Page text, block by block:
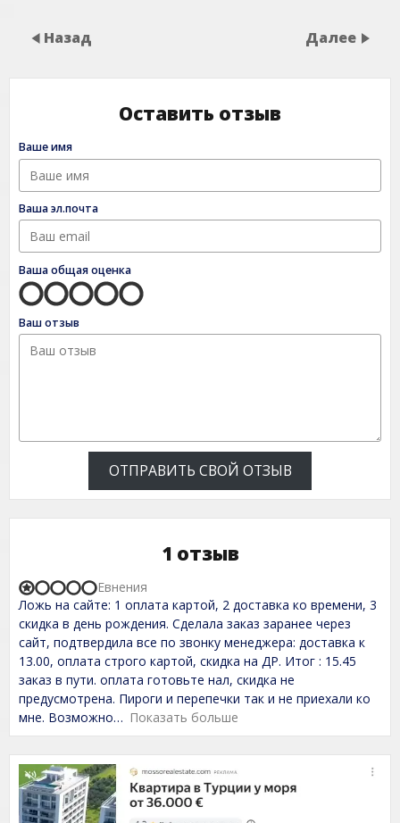
Назад Далее
Оставить отзыв
Ваше имя
Ваша эл.почта
Ваша общая оценка
Ваш отзыв
ОТПРАВИТЬ СВОЙ ОТЗЫВ
1 отзыв
R
a
t
d
1
,
0
o
u
t
f
5
Ложь на сайте: 1 оплата картой, 2 доставка ко времени, 3
скидка в день рождения. Сделала заказ заранее через
сайт, подтвердила все по звонку менеджера: доставка к
13.00, оплата строго картой, скидка на ДР. Итог : 15.45
заказ в пути. оплата готовьте нал, скидка не
предусмотрена. Пироги и перепечки так и не приехали ко
мне. Возможно
Показать больше
Евнения